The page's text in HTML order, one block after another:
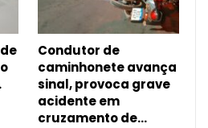
Condutor de
caminhonete avança
sinal, provoca grave
acidente em
cruzamento de…